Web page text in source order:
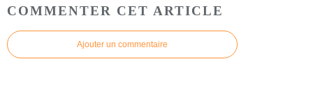
COMMENTER CET ARTICLE
Ajouter un commentaire